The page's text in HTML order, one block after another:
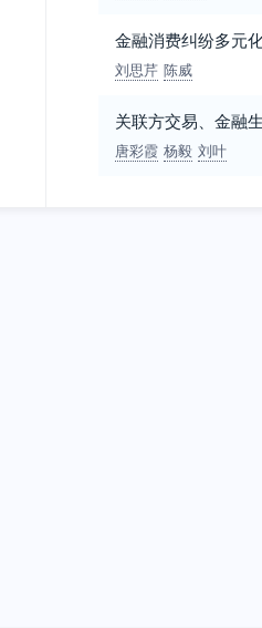
金融消费纠纷多元
刘思芹 陈威
关联方交易、金融
唐彩霞 杨毅 刘叶